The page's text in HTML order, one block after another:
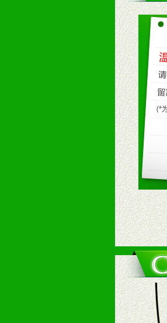
八、品牌
1、不断提
2、不断开
九、加盟
1、广告企
场武器。
2、市场保
3、对代理
4、营销技
5、返利奖
6、售后服
7、退换货
十、代理
1、拥有婴
2、认同公
3、严格按
4、具有一
5、为维护
十一、公